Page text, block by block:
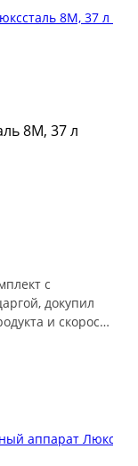
8М, 37 л
с
докупил
и скорость